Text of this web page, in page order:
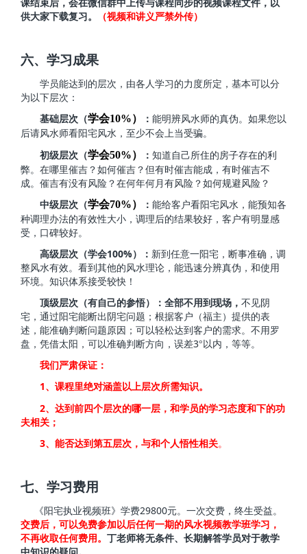
课结束后，会在微信群中上传与课程同步的视频课程文件，以
供大家下载复习。
（视频和讲义严禁外传）
六、学习成果
学员能达到的层次，由各人学习的力度所定，基本可以分
为以下层次：
基础层次（学会10%） ： 能明辨风水师的真伪。如果您以
后请风水师看阳宅风水，至少不会上当受骗。
初级层次（学会50%） ： 知道自己所住的房子存在的利
弊。在哪里催吉？如何催吉？但有时催吉能成，有时催吉不
成。催吉有没有风险？在何年何月有风险？如何规避风险？
中级层次（学会70%） ： 能给客户看阳宅风水，能预知各
种调理办法的有效性大小，调理后的结果较好，客户有明显感
受，口碑较好。
高级层次（学会100%）： 新到任意一阳宅，断事准确，调
整风水有效。看到其他的风水理论，能迅速分辨真伪，和使用
环境。知识体系接受较快！
顶级层次（有自己的参悟）：全部不用到现场， 不见阴
宅，通过阳宅能断出阴宅问题；根据客户（福主）提供的表
述，能准确判断问题原因；可以轻松达到客户的需求。不用罗
盘，凭借太阳，可以准确判断方向，误差3°以内，等等。
我们严肃保证：
1 、课程里绝对涵盖以上层次所需知识。
2、达到前四个层次的哪一层，和学员的学习态度和下的功
夫相关；
3、能否达到第五层次，与和个人悟性相关。
七、学习费用
《阳宅执业视频班》学费29800元。一次交费，终生受益。
交费后，可以免费参加以后任何一期的风水视频教学班学习，
不再收取任何费用。 丁老师将无条件、长期解答学员对于教学